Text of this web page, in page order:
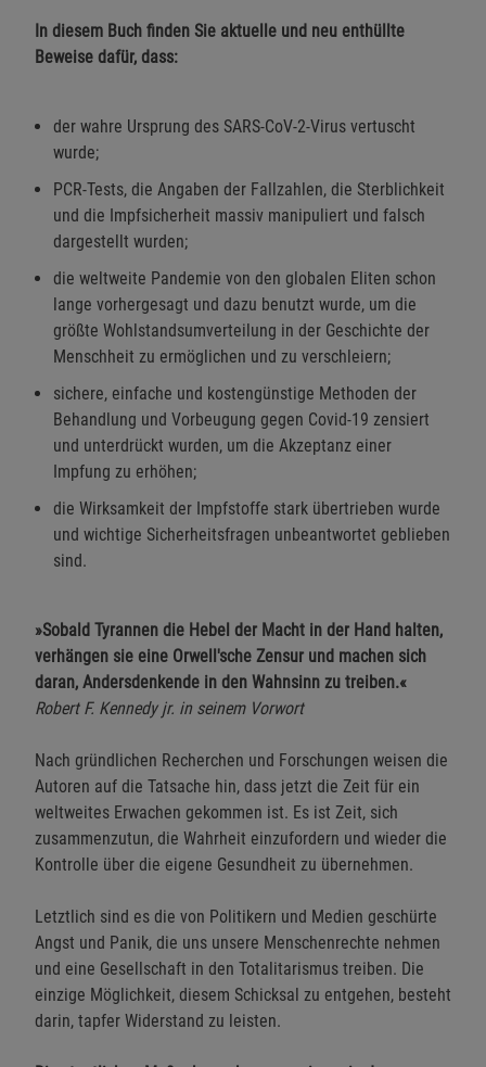
In diesem Buch finden Sie aktuelle und neu enthüllte
Beweise dafür, dass:
der wahre Ursprung des SARS-CoV-2-Virus vertuscht
wurde;
PCR-Tests, die Angaben der Fallzahlen, die Sterblichkeit
und die Impfsicherheit massiv manipuliert und falsch
dargestellt wurden;
die weltweite Pandemie von den globalen Eliten schon
lange vorhergesagt und dazu benutzt wurde, um die
größte Wohlstandsumverteilung in der Geschichte der
Menschheit zu ermöglichen und zu verschleiern;
sichere, einfache und kostengünstige Methoden der
Behandlung und Vorbeugung gegen Covid-19 zensiert
und unterdrückt wurden, um die Akzeptanz einer
Impfung zu erhöhen;
die Wirksamkeit der Impfstoffe stark übertrieben wurde
und wichtige Sicherheitsfragen unbeantwortet geblieben
sind.
»Sobald Tyrannen die Hebel der Macht in der Hand halten,
verhängen sie eine Orwell'sche Zensur und machen sich
daran, Andersdenkende in den Wahnsinn zu treiben.«
Robert F. Kennedy jr. in seinem Vorwort
Nach gründlichen Recherchen und Forschungen weisen die
Autoren auf die Tatsache hin, dass jetzt die Zeit für ein
weltweites Erwachen gekommen ist. Es ist Zeit, sich
zusammenzutun, die Wahrheit einzufordern und wieder die
Kontrolle über die eigene Gesundheit zu übernehmen.
Letztlich sind es die von Politikern und Medien geschürte
Angst und Panik, die uns unsere Menschenrechte nehmen
und eine Gesellschaft in den Totalitarismus treiben. Die
einzige Möglichkeit, diesem Schicksal zu entgehen, besteht
darin, tapfer Widerstand zu leisten.